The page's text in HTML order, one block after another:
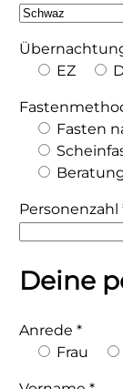
EZ
Fasten
Personenzahl
Deine
Anrede *
Frau